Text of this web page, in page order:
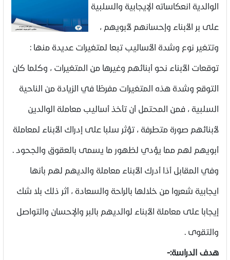
الوالدية انعكاساته الإيجابية والسلبية
على بر الأبناء وإحسانهم لأبويهم ،
وتتغير نوع وشدة الأساليب تبعا لمتغيرات عديدة منها :
توقعات الأبناء نحو أبنائهم وغيرها من المتغيرات ، وكلما كان
التوقع وشدة هذه المتغيرات مفرطًا في الزيادة من الناحية
السلبية ، فمن المحتمل أن تأخذ أساليب معاملة الوالدين
لأبنائهم صورة متطرفة ، تؤثر سلبا على إدراك الأبناء لمعاملة
أبويهم لهم مما يؤدي لظهور ما يسمى بالعقوق والجحود .
وفي المقابل أذا أدرك الأبناء معاملة والديهم لهم بأنها
ايجابية شعروا من خلالها بالراحة والسعادة ، أثر ذلك بلا شك
إيجابا على معاملة الأبناء لوالديهم بالبر والإحسان والتواصل
والتقوى .
هدف الدراسة:-